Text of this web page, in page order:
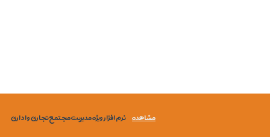
مشاهده نرم افزار ویژه مدیریت مجتمع تجاری و اداری